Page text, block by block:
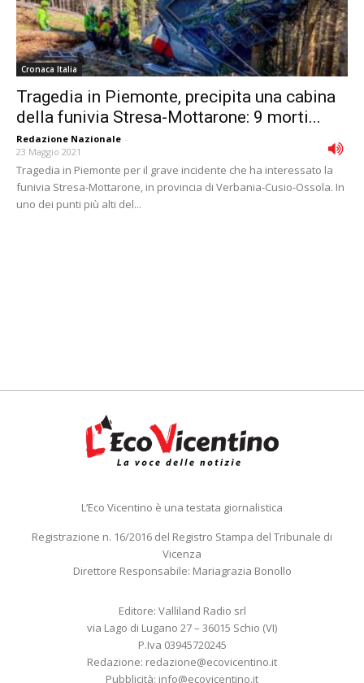
Cronaca Italia
Tragedia in Piemonte, precipita una cabina
della funivia Stresa-Mottarone: 9 morti...
Redazione Nazionale -
23 Maggio 2021
Tragedia in Piemonte per il grave incidente che ha interessato la
funivia Stresa-Mottarone, in provincia di Verbania-Cusio-Ossola. In
uno dei punti più alti del...
L’Eco Vicentino è una testata giornalistica
Registrazione n. 16/2016 del Registro Stampa del Tribunale di
Vicenza
Direttore Responsabile: Mariagrazia Bonollo
Editore: Valliland Radio srl
via Lago di Lugano 27 – 36015 Schio (VI)
P.Iva 03945720245
Redazione: redazione@ecovicentino.it
Pubblicità: info@ecovicentino.it